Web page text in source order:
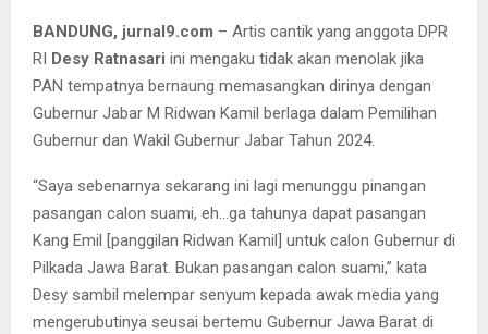
BANDUNG, jurnal9.com – Artis cantik yang anggota DPR
RI Desy Ratnasari ini mengaku tidak akan menolak jika
PAN tempatnya bernaung memasangkan dirinya dengan
Gubernur Jabar M Ridwan Kamil berlaga dalam Pemilihan
Gubernur dan Wakil Gubernur Jabar Tahun 2024.
“Saya sebenarnya sekarang ini lagi menunggu pinangan
pasangan calon suami, eh…ga tahunya dapat pasangan
Kang Emil [panggilan Ridwan Kamil] untuk calon Gubernur di
Pilkada Jawa Barat. Bukan pasangan calon suami,” kata
Desy sambil melempar senyum kepada awak media yang
mengerubutinya seusai bertemu Gubernur Jawa Barat di